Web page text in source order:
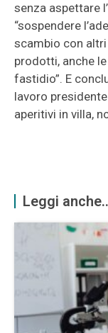
senza aspettare
“sospendere
scambio con
prodotti, anche
fastidio”. E
lavoro
aperitivi in villa,
Leggi